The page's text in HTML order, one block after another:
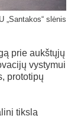
„Santakos“ slėnis
prie aukštųjų
vystymui
prototipų
tikslą